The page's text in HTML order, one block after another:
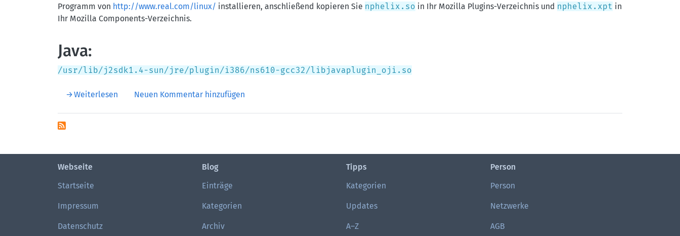
Programm von http://www.real.com/linux/ installieren, anschließend kopieren Sie nphelix.so in Ihr Mozilla Plugins-Verzeichnis und nphelix.xpt in
Ihr Mozilla Components-Verzeichnis.
Java:
/usr/lib/j2sdk1.4-sun/jre/plugin/i386/ns610-gcc32/libjavaplugin_oji.so
Weiterlesen über Mozilla Firefox Plugins (Archiv)
Neuen Kommentar hinzufügen
Webseite
Startseite
Impressum
Datenschutz
Blog
Einträge
Kategorien
Archiv
Tipps
Kategorien
Updates
A–Z
Person
Person
Netzwerke
AGB